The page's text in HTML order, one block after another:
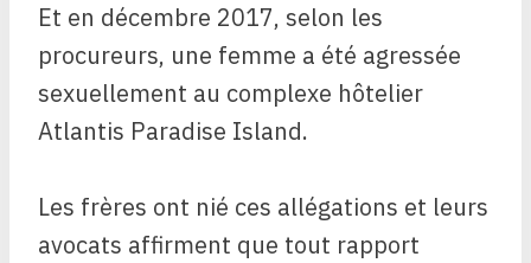
Et en décembre 2017, selon les
procureurs, une femme a été agressée
sexuellement au complexe hôtelier
Atlantis Paradise Island.
Les frères ont nié ces allégations et leurs
avocats affirment que tout rapport